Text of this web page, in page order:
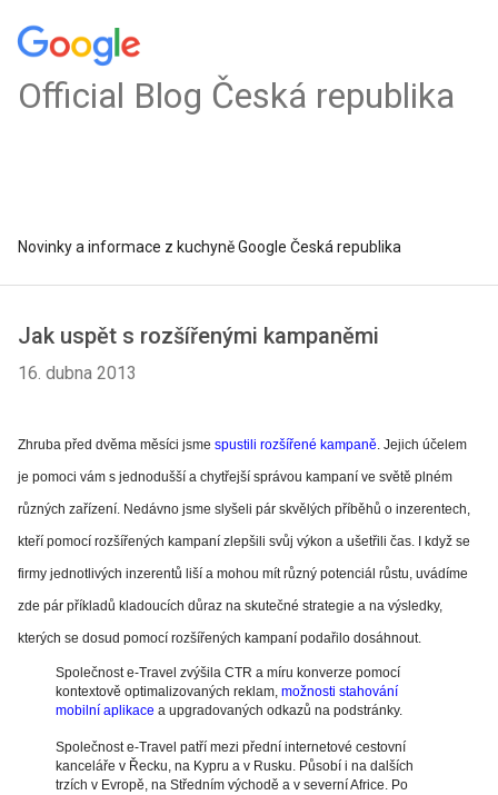
Official Blog Česká republika
Novinky a informace z kuchyně Google Česká republika
Jak uspět s rozšířenými kampaněmi
16. dubna 2013
Zhruba před dvěma měsíci jsme spustili rozšířené kampaně. Jejich účelem
je pomoci vám s jednodušší a chytřejší správou kampaní ve světě plném
různých zařízení. Nedávno jsme slyšeli pár skvělých příběhů o inzerentech,
kteří pomocí rozšířených kampaní zlepšili svůj výkon a ušetřili čas. I když se
firmy jednotlivých inzerentů liší a mohou mít různý potenciál růstu, uvádíme
zde pár příkladů kladoucích důraz na skutečné strategie a na výsledky,
kterých se dosud pomocí rozšířených kampaní podařilo dosáhnout.
Společnost e-Travel zvýšila CTR a míru konverze pomocí
kontextově optimalizovaných reklam,možnosti stahování
mobilní aplikace a upgradovaných odkazů na podstránky.
Společnost e-Travel patří mezi přední internetové cestovní
kanceláře v Řecku, na Kypru a v Rusku. Působí i na dalších
trzích v Evropě, na Středním východě a v severní Africe. Po